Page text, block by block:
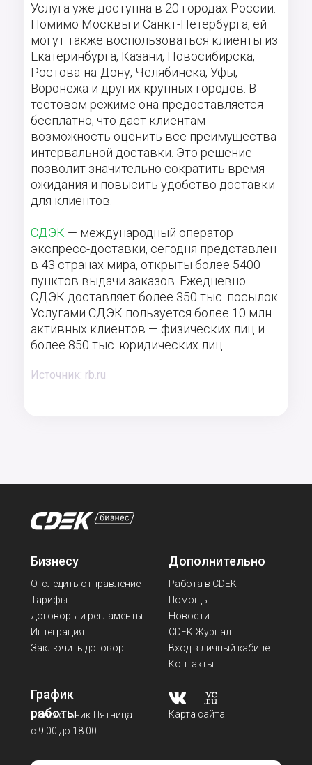
Услуга уже доступна в 20 городах России.
Помимо Москвы и Санкт-Петербурга, ей
могут также воспользоваться клиенты из
Екатеринбурга, Казани, Новосибирска,
Ростова-на-Дону, Челябинска, Уфы,
Воронежа и других крупных городов. В
тестовом режиме она предоставляется
бесплатно, что дает клиентам
возможность оценить все преимущества
интервальной доставки. Это решение
позволит значительно сократить время
ожидания и повысить удобство доставки
для клиентов.
СДЭК — международный оператор
экспресс-доставки, сегодня представлен
в 43 странах мира, открыты более 5400
пунктов выдачи заказов. Ежедневно
СДЭК доставляет более 350 тыс. посылок.
Услугами СДЭК пользуется более 10 млн
активных клиентов — физических лиц и
более 850 тыс. юридических лиц.
Источник: rb.ru
Бизнесу Дополнительно
Отследить отправление
Тарифы
Договоры и регламенты
Интеграция
Работа в CDEK
Помощь
Новости
CDEK Журнал
Понедельник-Пятница
Заключить договор Вход в личный кабинет
Карта сайта
Контакты
График
работы
с 9:00 до 18:00